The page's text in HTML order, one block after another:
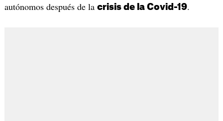
autónomos después de la crisis de la Covid-19.